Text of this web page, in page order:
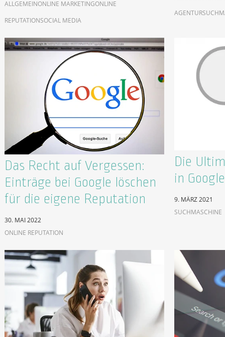
ALLGEMEINONLINE MARKETINGONLINE
REPUTATIONSOCIAL MEDIA
AGENTUR
Das Recht auf Vergessen:
Einträge bei Google löschen
für die eigene Reputation
30. MAI 2022
ONLINE REPUTATION
Die
in
9. MÄRZ 2021
SUCHMASCHINE